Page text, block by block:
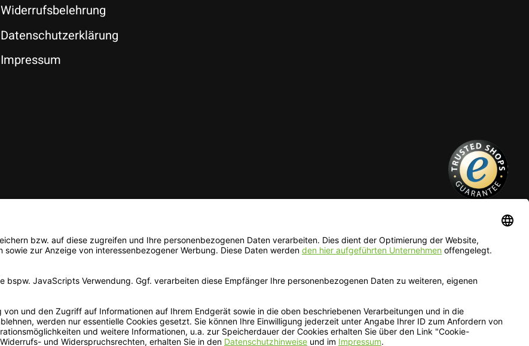
Widerrufsbelehrung
Datenschutzerklärung
Impressum
Deutsch — EUR
EUR